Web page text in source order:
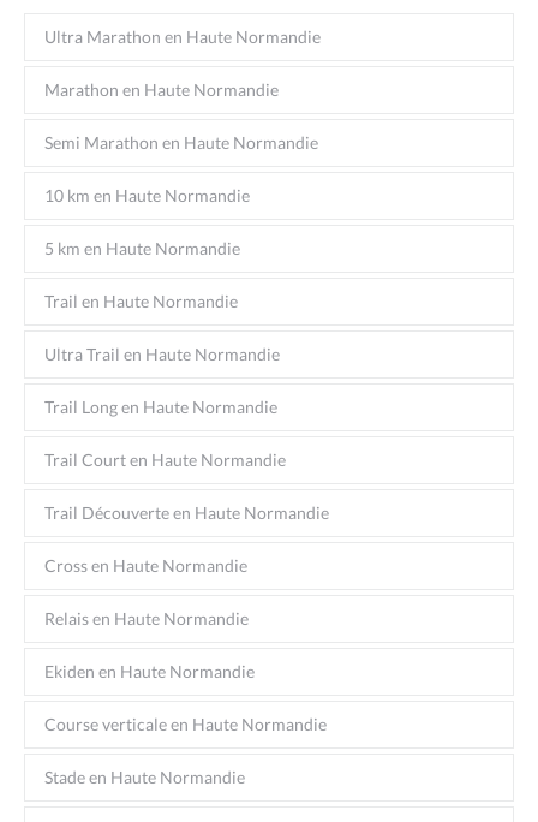
Ultra Marathon en Haute Normandie
Marathon en Haute Normandie
Semi Marathon en Haute Normandie
10 km en Haute Normandie
5 km en Haute Normandie
Trail en Haute Normandie
Ultra Trail en Haute Normandie
Trail Long en Haute Normandie
Trail Court en Haute Normandie
Trail Découverte en Haute Normandie
Cross en Haute Normandie
Relais en Haute Normandie
Ekiden en Haute Normandie
Course verticale en Haute Normandie
Stade en Haute Normandie